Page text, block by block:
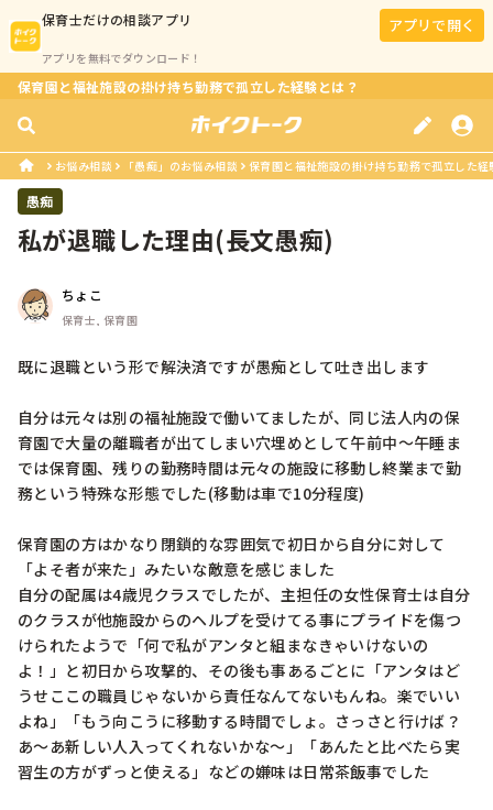
保育士だけの相談アプリ
アプリを無料でダウンロード！
アプリで開く
保育園と福祉施設の掛け持ち勤務で孤立した経験とは？
お悩み相談 「愚痴」のお悩み相談 保育園と福祉施設の掛け持ち勤務で孤立した経
愚痴
私が退職した理由(長文愚痴)
ちょこ
保育士, 保育園
既に退職という形で解決済ですが愚痴として吐き出します
自分は元々は別の福祉施設で働いてましたが、同じ法人内の保
育園で大量の離職者が出てしまい穴埋めとして午前中～午睡ま
では保育園、残りの勤務時間は元々の施設に移動し終業まで勤
務という特殊な形態でした(移動は車で10分程度)
保育園の方はかなり閉鎖的な雰囲気で初日から自分に対して
「よそ者が来た」みたいな敵意を感じました
自分の配属は4歳児クラスでしたが、主担任の女性保育士は自分
のクラスが他施設からのヘルプを受けてる事にプライドを傷つ
けられたようで「何で私がアンタと組まなきゃいけないの
よ！」と初日から攻撃的、その後も事あるごとに「アンタはど
うせここの職員じゃないから責任なんてないもんね。楽でいい
よね」「もう向こうに移動する時間でしょ。さっさと行けば？
あ～あ新しい人入ってくれないかな～」「あんたと比べたら実
習生の方がずっと使える」などの嫌味は日常茶飯事でした